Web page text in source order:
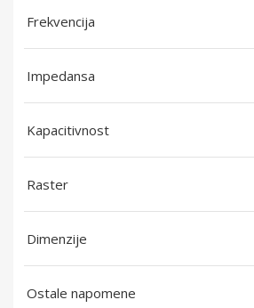
Frekvencija
Impedansa
Kapacitivnost
Raster
Dimenzije
Ostale napomene